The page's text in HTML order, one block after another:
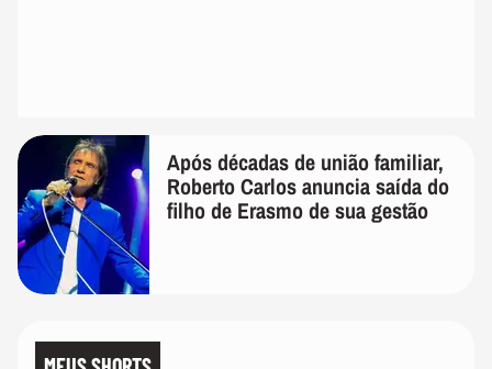
Após décadas de união familiar,
Roberto Carlos anuncia saída do
filho de Erasmo de sua gestão